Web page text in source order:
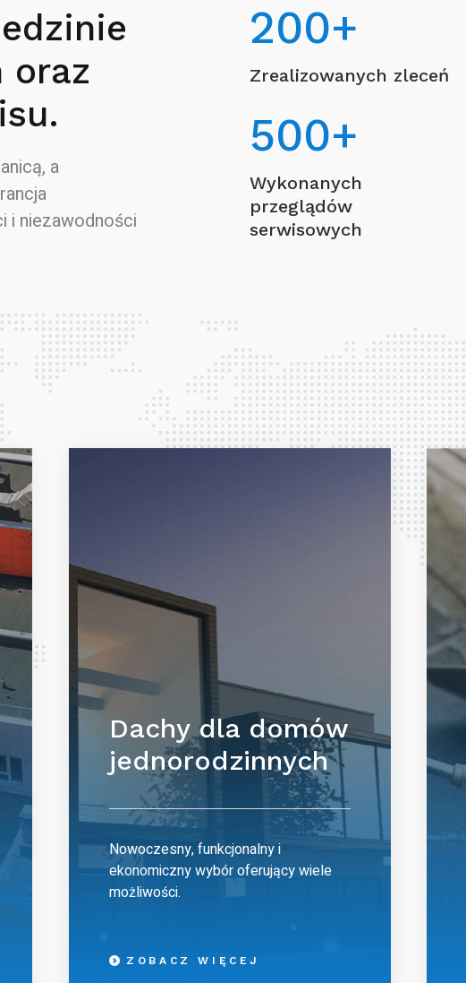
oraz
a
i niezawodności
200+
Zrealizowanych zleceń
500+
Wykonanych
przeglądów
serwisowych
Dachy dla domów
jednorodzinnych
Nowoczesny, funkcjonalny i
ekonomiczny wybór oferujący wiele
możliwości.
ZOBACZ WIĘCEJ